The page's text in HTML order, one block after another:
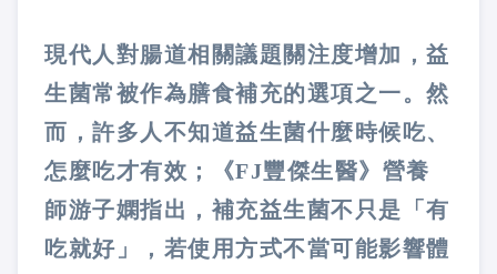
現代人對腸道相關議題關注度增加，益
生菌常被作為膳食補充的選項之一。然
而，許多人不知道益生菌什麼時候吃、
怎麼吃才有效；《FJ豐傑生醫》營養
師游子嫻指出，補充益生菌不只是「有
吃就好」，若使用方式不當可能影響體